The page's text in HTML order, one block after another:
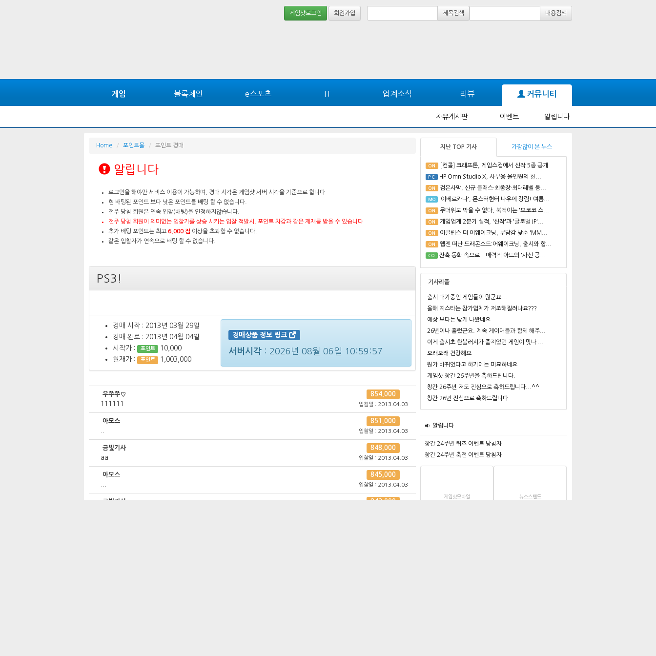
게임샷로그인 회원가입 제목검색 내용검색
게임 블록체인 e스포츠 IT 업계소식 리뷰 커뮤니티
자유게시판 이벤트 알립니다
Home 포인트몰 포인트 경매
알립니다
로그인을 해야만 서비스 이용이 가능하며, 경매 시각은 게임샷 서버 시각을 기준으로 합니다.
현 배팅된 포인트 보다 낮은 포인트를 배팅 할 수 없습니다.
전주 당첨 회원은 연속 입찰(배팅)을 인정하지않습니다.
전주 당첨 회원이 의미없는 입찰가를 상승 시키는 입찰 적발시, 포인트 차감과 같은 제재를 받을 수 있습니다
추가 배팅 포인트는 최고 6,000 점 이상을 초과할 수 없습니다.
같은 입찰자가 연속으로 배팅 할 수 없습니다.
PS3!
경매 시작 : 2013년 03월 29일
경매 완료 : 2013년 04월 04일
시작가 :
포인트
10,000
현재가 :
포인트 1,003,000
경매상품 정보 링크
서버시각 : 2026년 08월 06일 10:59:57
우쭈쭈♡
111111
854,000
입찰일 : 2013.04.03
아모스 851,000
입찰일 : 2013.04.03
금빛기사
aa
848,000
입찰일 : 2013.04.03
아모스 845,000
입찰일 : 2013.04.03
금빛기사 842,000
지난 TOP 기사 가장많이 본 뉴스
ON [컨콜] 크래프톤, 게임스컴에서 신작 5종 공개
PC HP OmniStudio X, 사무용 올인원의 한...
ON 검은사막, 신규 클래스·최종장·최대레벨 등...
MO '이베르카나', 몬스터헌터 나우에 강림! 여름...
ON 무더위도 막을 수 없다, 북적이는 '모코코 스...
ON 게임업계 2분기 실적, '신작'과 '글로벌 IP'...
ON 이클립스:더 어웨이크닝, 부담감 낮춘 'MM...
ON 웹젠 떠난 드래곤소드:어웨이크닝, 출시와 함...
CO 잔혹 동화 속으로...매력적 아트의 '사신 공...
기사리플
출시 대기중인 게임들이 많군요...
올해 지스타는 참가업체가 저조해질려나요???
예상 보다는 낮게 나왔네요
26년이나 흘렀군요. 계속 게이머들과 함께 해주...
이게 출시초 환불러시가 줄지었던 게임이 맞나 ...
오래오래 건강해요
뭔가 바뀌었다고 하기에는 미묘하네요
게임샷 창간 26주년을 축하드립니다.
창간 26주년 저도 진심으로 축하드립니다...^^
창간 26년 진심으로 축하드립니다.
알립니다
창간 24주년 퀴즈 이벤트 당첨자
창간 24주년 축전 이벤트 당첨자
게임샷모바일 뉴스스탠드